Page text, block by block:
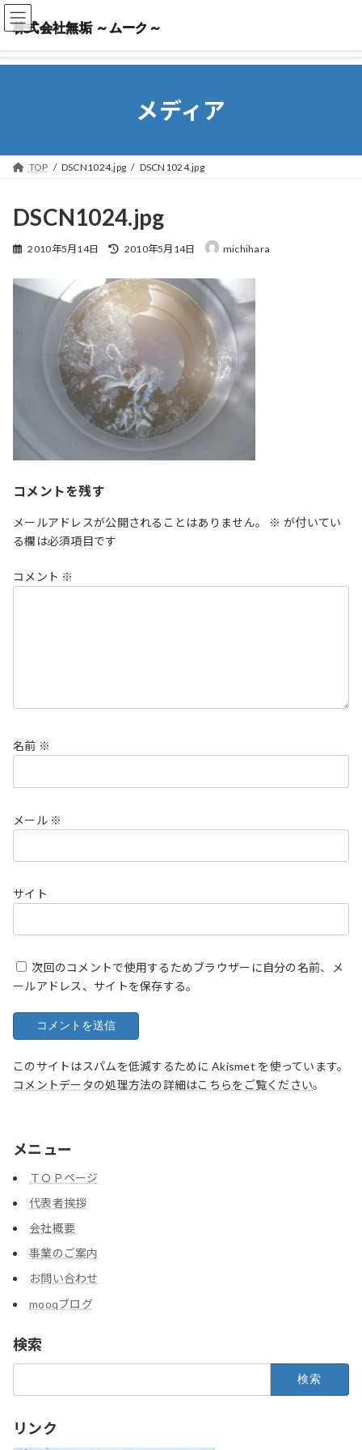
株式会社無垢 ～ムーク～
株式会社無垢 ～ムーク～
メディア
TOP DSCN1024.jpg DSCN1024.jpg
DSCN1024.jpg
2010年5月14日
最
新
日
時
:
2010年5月14日 michihara
コメントを残す
メールアドレスが公開されることはありません。 ※ が付いてい
る欄は必須項目です
コメント ※
名前 ※
メール ※
サイト
次回のコメントで使用するためブラウザーに自分の名前、メ
ールアドレス、サイトを保存する。
このサイトはスパムを低減するために Akismet を使っています。
コメントデータの処理方法の詳細はこちらをご覧ください。
メニュー
ＴＯＰページ
代表者挨拶
会社概要
事業のご案内
お問い合わせ
mooqブログ
検索
リンク